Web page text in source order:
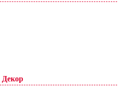
Декор